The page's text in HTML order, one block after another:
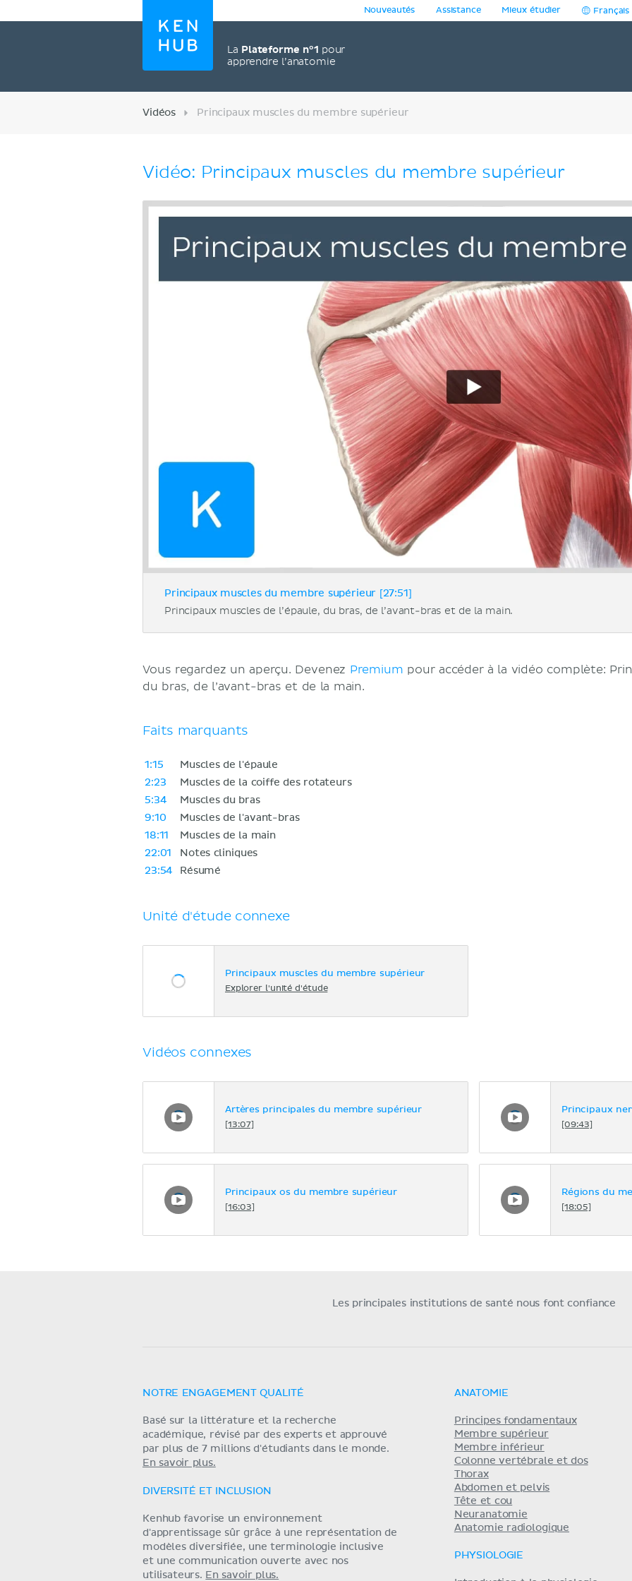
La Plateforme n°1 pour
apprendre l’anatomie
Nouveautés Assistance Mieux étudier Français
Vidéos Principaux muscles du membre supérieur
Vidéo: Principaux muscles du membre supérieur
Principaux muscles du membre supérieur [27:51]
Principaux muscles de l’épaule, du bras, de l’avant-bras et de la main.
Vous regardez un aperçu. Devenez Premium pour accéder à la vidéo complète:
du bras, de l’avant-bras et de la main.
Faits marquants
1:15
Muscles de l'épaule
2:23
Muscles de la coiffe des rotateurs
5:34
Muscles du bras
9:10
Muscles de l'avant-bras
18:11
Muscles de la main
22:01
Notes cliniques
23:54
Résumé
Unité d'étude connexe
Principaux muscles du membre supérieur
Explorer l'unité d'étude
Vidéos connexes
Artères principales du membre supérieur
[13:07]
Principaux
[09:43]
Principaux os du membre supérieur
[16:03]
Régions du
[18:05]
Les principales institutions de santé nous font confiance
NOTRE ENGAGEMENT QUALITÉ
Basé sur la littérature et la recherche
académique, révisé par des experts et approuvé
par plus de 7 millions d'étudiants dans le monde.
En savoir plus.
DIVERSITÉ ET INCLUSION
Kenhub favorise un environnement
d'apprentissage sûr grâce à une représentation de
modèles diversifiée, une terminologie inclusive
et une communication ouverte avec nos
utilisateurs. En savoir plus.
ANATOMIE
Principes fondamentaux
Membre supérieur
Membre inférieur
Colonne vertébrale et dos
Thorax
Abdomen et pelvis
Tête et cou
Neuranatomie
Anatomie radiologique
PHYSIOLOGIE